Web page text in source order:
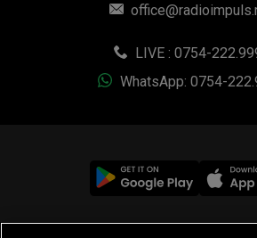
LIVE : 0754-
WhatsApp: 0754-
© 2019-2026 DOGAN MEDIA